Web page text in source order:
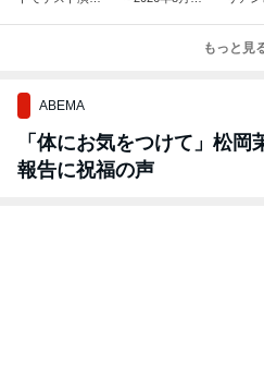
してま
もっと見
ABEMA
「体にお気をつけて」松岡
報告に祝福の声